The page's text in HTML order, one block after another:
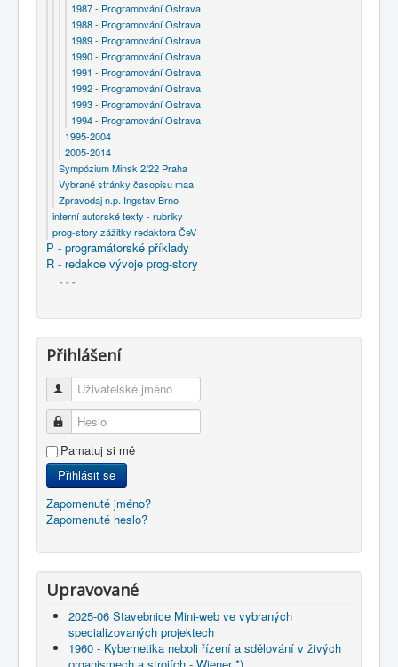
1987 - Programování Ostrava
1988 - Programování Ostrava
1989 - Programování Ostrava
1990 - Programování Ostrava
1991 - Programování Ostrava
1992 - Programování Ostrava
1993 - Programování Ostrava
1994 - Programování Ostrava
1995-2004
2005-2014
Sympózium Minsk 2/22 Praha
Vybrané stránky časopisu maa
Zpravodaj n.p. Ingstav Brno
interní autorské texty - rubriky
prog-story zážitky redaktora ČeV
P - programátorské příklady
R - redakce vývoje prog-story
- - -
Přihlášení
Uživatelské jméno
Heslo
Pamatuj si mě
Přihlásit se
Zapomenuté jméno?
Zapomenuté heslo?
Upravované
2025-06 Stavebnice Mini-web ve vybraných
specializovaných projektech
1960 - Kybernetika neboli řízení a sdělování v živých